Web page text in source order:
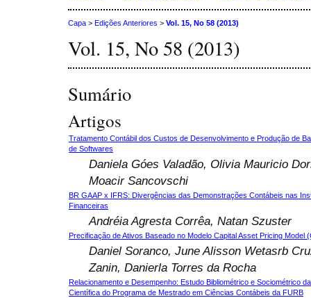
Capa > Edições Anteriores > Vol. 15, No 58 (2013)
Vol. 15, No 58 (2013)
Sumário
Artigos
Tratamento Contábil dos Custos de Desenvolvimento e Produção de
de Softwares
Daniela Góes Valadão, Olivia Mauricio
Moacir Sancovschi
BR GAAP x IFRS: Divergências das Demonstrações Contábeis nas
Financeiras
Andréia Agresta Corrêa, Natan Szuster
Precificação de Ativos Baseado no Modelo Capital Asset Pricing Model
Daniel Soranco, June Alisson Wetasrb
Zanin, Danierla Torres da Rocha
Relacionamento e Desempenho: Estudo Bibliométrico e Sociométrico
Científica do Programa de Mestrado em Ciências Contábeis da FURB